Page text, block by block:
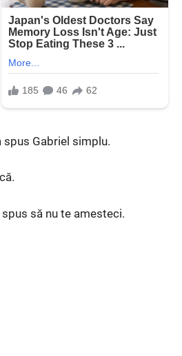
Gabriel simplu.
să nu te amesteci.